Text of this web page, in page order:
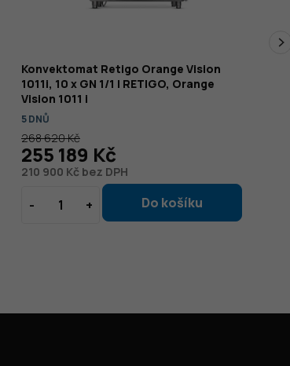
Konvektomat Retigo Orange Vision
1011i, 10 x GN 1/1 | RETIGO, Orange
Vision 1011 i
5 DNŮ
210 900 Kč bez DPH
268 620 Kč
255 189 Kč